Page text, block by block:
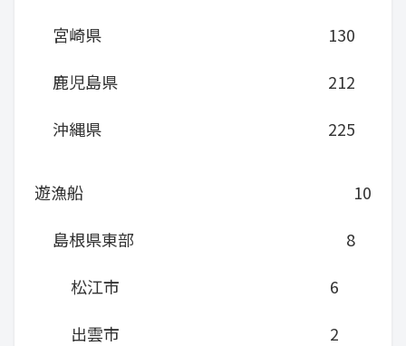
宮崎県
130
鹿児島県
212
沖縄県
225
遊漁船
10
島根県東部
8
松江市
6
出雲市
2